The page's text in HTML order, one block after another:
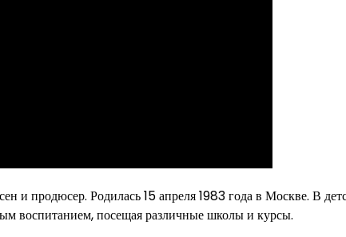
и продюсер. Родилась 15 апреля 1983 года в Москве. В
воспитанием, посещая различные школы и курсы.